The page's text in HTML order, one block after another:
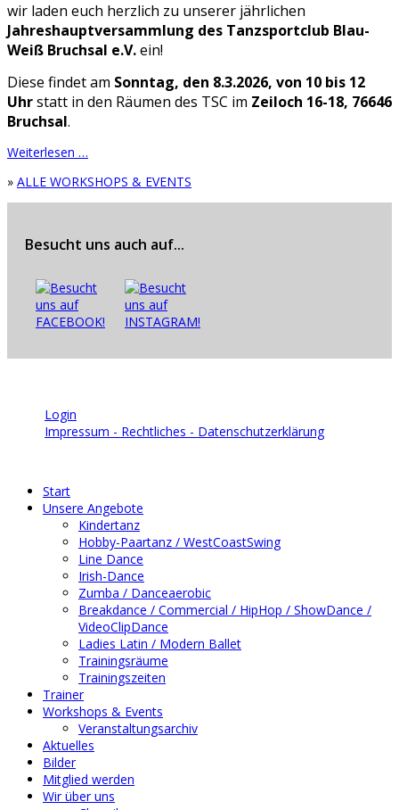
wir laden euch herzlich zu unserer jährlichen
Jahreshauptversammlung des Tanzsportclub Blau-
Weiß Bruchsal e.V.ein!
Diese findet am Sonntag, den 8.3.2026, von 10 bis 12
Uhrstatt in den Räumen des TSC im Zeiloch 16-18, 76646
Bruchsal.
Weiterlesen …
» ALLE WORKSHOPS & EVENTS
Besucht uns auch auf...
Login
Impressum - Rechtliches - Datenschutzerklärung
Start
Unsere Angebote
Kindertanz
Hobby-Paartanz / WestCoastSwing
Line Dance
Irish-Dance
Zumba / Danceaerobic
Breakdance / Commercial / HipHop / ShowDance /
VideoClipDance
Ladies Latin / Modern Ballet
Trainingsräume
Trainingszeiten
Trainer
Workshops & Events
Veranstaltungsarchiv
Aktuelles
Bilder
Mitglied werden
Wir über uns